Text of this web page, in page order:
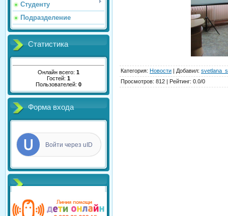
Студенту
Подразделение
Статистика
Онлайн всего: 1
Гостей: 1
Пользователей: 0
Форма входа
Войти через uID
Категория: Новости | Добавил:
Просмотров: 812 | Рейтинг: 0.0/0